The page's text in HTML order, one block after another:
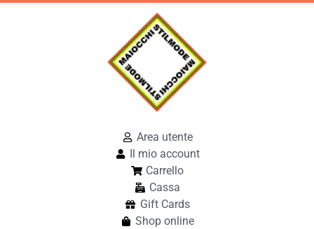
Area utente
Il mio account
Carrello
Cassa
Gift Cards
Shop online